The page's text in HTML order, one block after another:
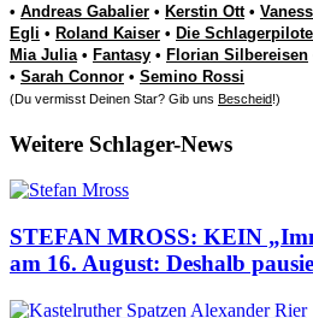
• Andreas Gabalier • Kerstin Ott•
Egli • Roland Kaiser • Die
Mia Julia • Fantasy • Florian Silbereisen
• Sarah Connor • Semino Rossi
(Du vermisst Deinen Star? Gib uns Bescheid!)
Weitere Schlager-News
STEFAN MROSS: KEIN
am 16. August: Deshalb